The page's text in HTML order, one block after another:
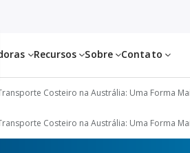
Recursos Sobre Contato
Costeiro na Austrália: Uma Forma
Costeiro na Austrália: Uma Forma